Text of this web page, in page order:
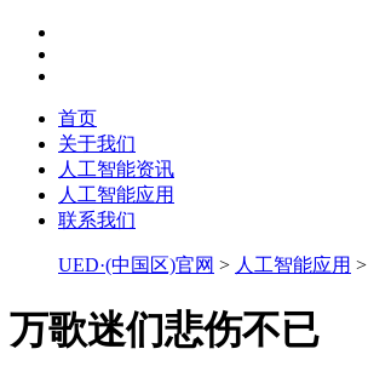
首页
关于我们
人工智能资讯
人工智能应用
联系我们
UED·(中国区)官网 > 人工智能应用 >
万歌迷们悲伤不已